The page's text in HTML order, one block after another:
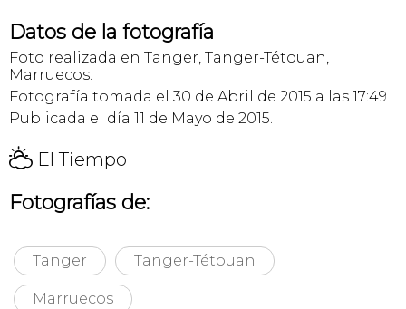
Datos de la fotografía
Foto realizada en Tanger, Tanger-Tétouan,
Marruecos.
Fotografía tomada el 30 de Abril de 2015 a las 17:49
Publicada el día 11 de Mayo de 2015.
H El Tiempo
Fotografías de:
Tanger Tanger-Tétouan
Marruecos